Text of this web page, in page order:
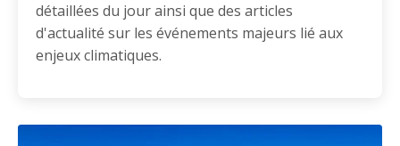
détaillées du jour ainsi que des articles
d'actualité sur les événements majeurs lié aux
enjeux climatiques.